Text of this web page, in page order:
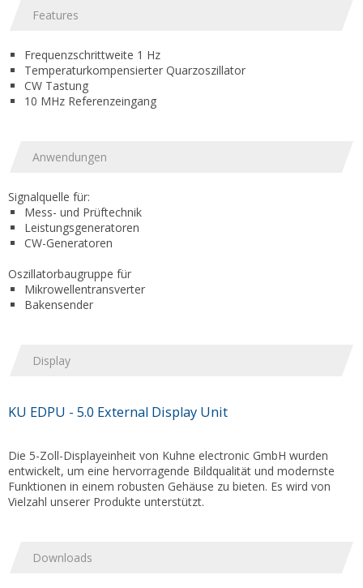
Features
Frequenzschrittweite 1 Hz
Temperaturkompensierter Quarzoszillator
CW Tastung
10 MHz Referenzeingang
Anwendungen
Signalquelle für:
Mess- und Prüftechnik
Leistungsgeneratoren
CW-Generatoren
Oszillatorbaugruppe für
Mikrowellentransverter
Bakensender
Display
KU EDPU - 5.0 External Display Unit
Die 5-Zoll-Displayeinheit von Kuhne electronic GmbH wurden
entwickelt, um eine hervorragende Bildqualität und modernste
Funktionen in einem robusten Gehäuse zu bieten. Es wird von
Vielzahl unserer Produkte unterstützt.
Downloads